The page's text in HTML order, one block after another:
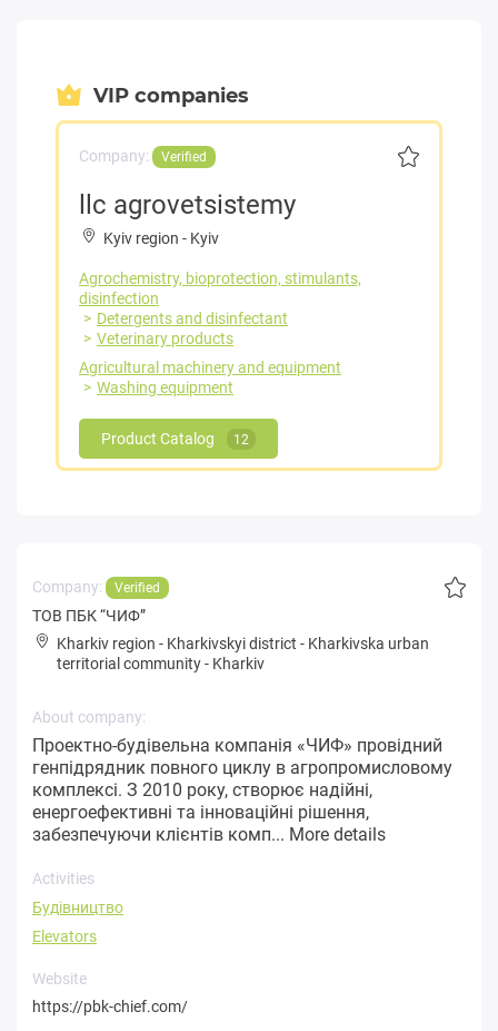
VIP companies
Company: Verified
llc agrovetsistemy
Kyiv region - Kyiv
Agrochemistry, bioprotection, stimulants,
disinfection
Detergents and disinfectant
Veterinary products
Agricultural machinery and equipment
Washing equipment
Product Catalog 12
Company: Verified
ТОВ ПБК “ЧИФ”
Kharkiv region - Kharkivskyi district - Kharkivska urban
territorial community- Kharkiv
About company:
Проектно-будівельна компанія «ЧИФ» провідний
генпідрядник повного циклу в агропромисловому
комплексі. З 2010 року, створює надійні,
енергоефективні та інноваційні рішення,
забезпечуючи клієнтів комп... More details
Activities
Будівництво
Elevators
Website
https://pbk-chief.com/